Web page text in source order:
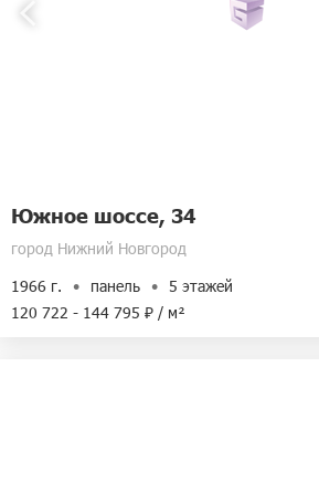
Южное шоссе, 34
город Нижний Новгород
1966 г.
панель
5 этажей
120 722 - 144 795 ₽ / м²